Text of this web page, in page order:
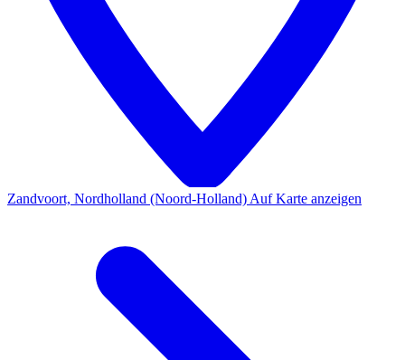
Zandvoort, Nordholland (Noord-Holland) Auf Karte anzeigen